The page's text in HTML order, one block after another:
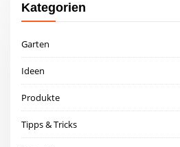
Kategorien
Garten
Ideen
Produkte
Tipps & Tricks